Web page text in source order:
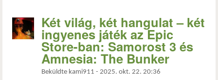
Két világ, két hangulat – két
ingyenes játék az Epic
Store-ban: Samorost 3 és
Amnesia: The Bunker
Beküldte kami911 - 2025. okt. 22. 20:36